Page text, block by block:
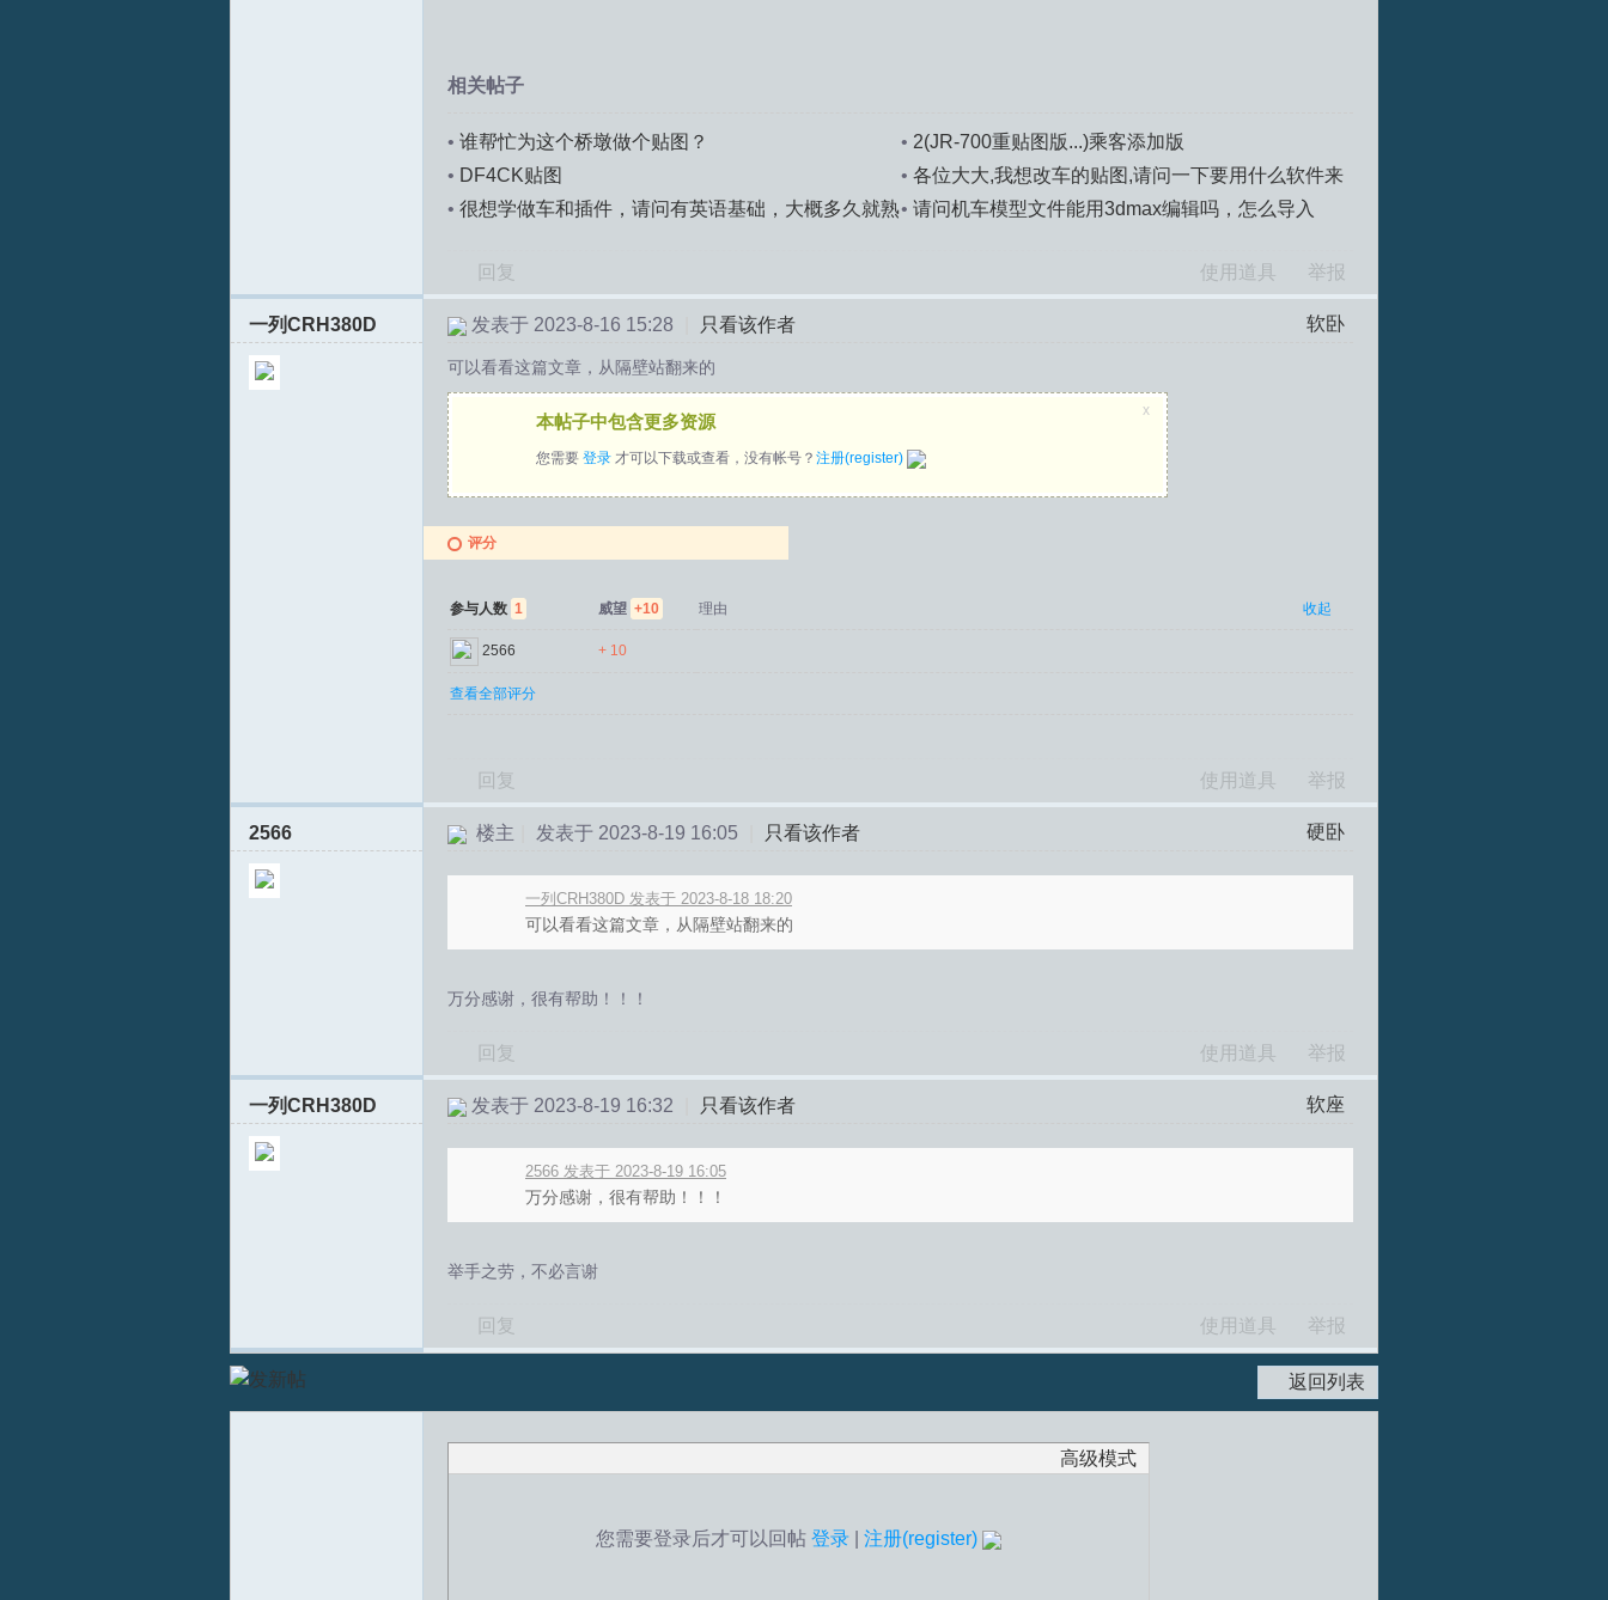
坛
相关帖子
• 谁帮忙为这个桥墩做个贴图？ • 2(JR-700重贴图版...)乘客添加版
• DF4CK贴图 • 各位大大,我想改车的贴图,请问一下要用什么软件来
改?
• 很想学做车和插件，请问有英语基础，大概多久就熟• 请问机车模型文件能用3dmax编辑吗，怎么导入
回复
使用道具 举报
一列CRH380D 软卧
发表于 2023-8-16 15:28 只看该作者
可以看看这篇文章，从隔壁站翻来的
本帖子中包含更多资源
您需要 登录 才可以下载或查看，没有帐号？ 注册(register)
x
评分
参与人数 1 威望 +10 收起
理由
2566 + 10
查看全部评分
回复 使用道具 举报
2566 硬卧
楼主 发表于 2023-8-19 16:05 只看该作者
一列CRH380D 发表于 2023-8-18 18:20
可以看看这篇文章，从隔壁站翻来的
万分感谢，很有帮助！！！
回复 使用道具 举报
一列CRH380D 软座
发表于 2023-8-19 16:32 只看该作者
2566 发表于 2023-8-19 16:05
万分感谢，很有帮助！！！
举手之劳，不必言谢
回复 使用道具 举报
返回列表
高级模式
您需要登录后才可以回帖 登录 注册(register)